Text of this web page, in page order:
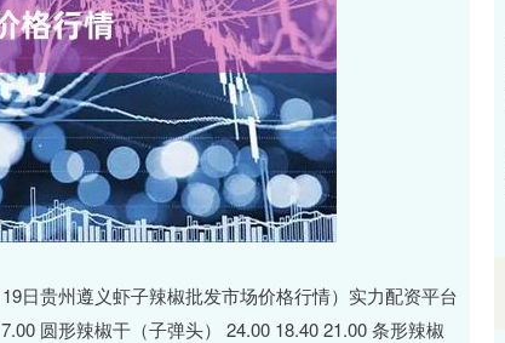
19日贵州遵义虾子辣椒批发市场价格行情）实力配资平台
圆形辣椒干（子弹头） 24.00 18.40 21.00 条形辣椒